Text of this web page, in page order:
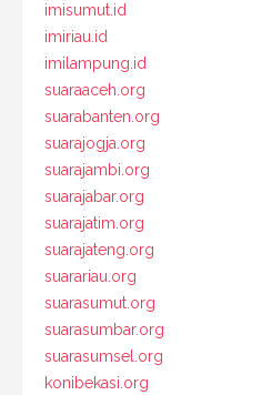
imisumut.id
imiriau.id
imilampung.id
suaraaceh.org
suarabanten.org
suarajogja.org
suarajambi.org
suarajabar.org
suarajatim.org
suarajateng.org
suarariau.org
suarasumut.org
suarasumbar.org
suarasumsel.org
konibekasi.org